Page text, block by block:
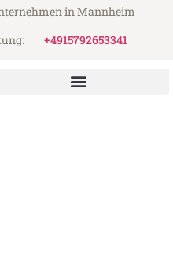
in Mannheim
+4915792653341